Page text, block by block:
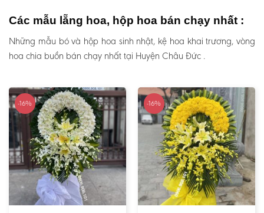
Các mẫu lẵng hoa, hộp hoa bán chạy nhất :
Những mẫu bó và hộp hoa sinh nhật, kệ hoa khai trương, vòng
hoa chia buồn bán chạy nhất tại Huyện Châu Đức .
-16% -16%